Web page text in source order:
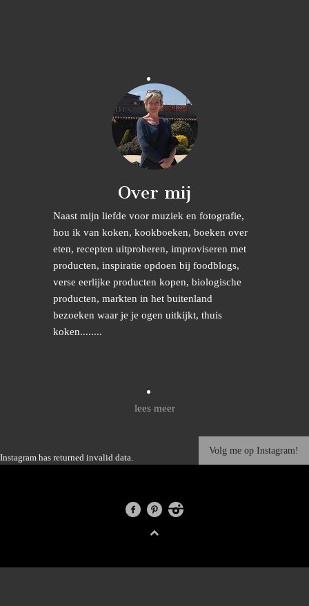
Over mij
Naast mijn liefde voor muziek en fotografie,
hou ik van koken, kookboeken, boeken over
eten, recepten uitproberen, improviseren met
producten, inspiratie opdoen bij foodblogs,
verse eerlijke producten kopen, biologische
producten, markten in het buitenland
bezoeken waar je je ogen uitkijkt, thuis
koken........
lees meer
Instagram has returned invalid data.
Volg me op Instagram!